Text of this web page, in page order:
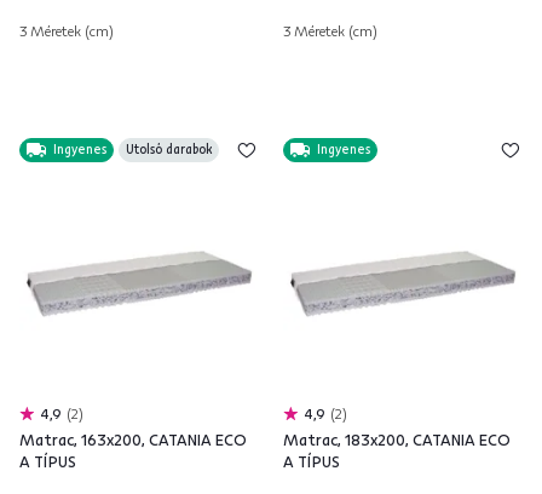
3 Méretek (cm) 3 Méretek (cm)
Ingyenes Utolsó darabok
4,9 2
Matrac, 163x200, CATANIA ECO
A TÍPUS
Ingyenes
4,9 2
Matrac, 183x200, CATANIA ECO
A TÍPUS